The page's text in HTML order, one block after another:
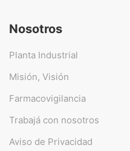
Nosotros
Planta Industrial
Misión, Visión
Farmacovigilancia
Trabajá con nosotros
Aviso de Privacidad